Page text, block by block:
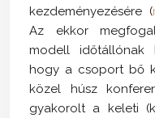
kezdeményezésére (
Az ekkor
modell időtállónak
hogy a csoport bő
közel húsz
gyakorolt a keleti